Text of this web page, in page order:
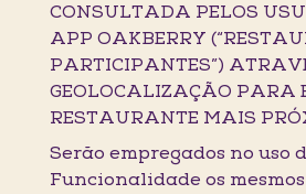
CONSULTADA PELOS
APP OAKBERRY
PARTICIPANTES”)
GEOLOCALIZAÇÃO PARA
RESTAURANTE MAIS
Serão empregados no uso
Funcionalidade os